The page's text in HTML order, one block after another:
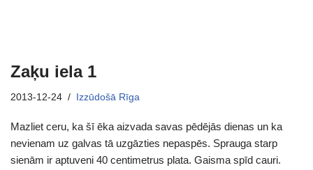
Zaķu iela 1
2013-12-24 Izzūdošā Rīga
Mazliet ceru, ka šī ēka aizvada savas pēdējās dienas un ka
nevienam uz galvas tā uzgāzties nepaspēs. Sprauga starp
sienām ir aptuveni 40 centimetrus plata. Gaisma spīd cauri.